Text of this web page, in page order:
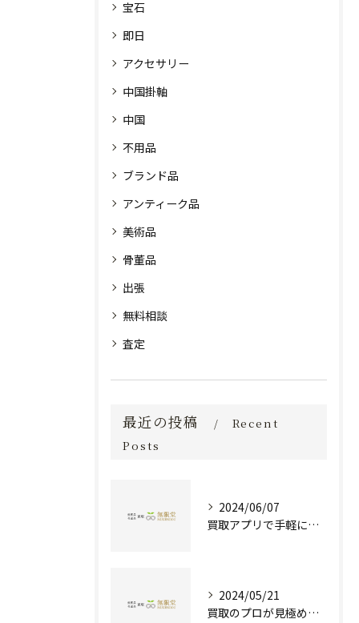
宝石
即日
アクセサリー
中国掛軸
中国
不用品
ブランド品
アンティーク品
美術品
骨董品
出張
無料相談
査定
最近の投稿
Recent
Posts
2024/06/07
買取アプリで手軽に現金化！あなたの不要品が宝物に変わる方法とは？
2024/05/21
買取のプロが見極める！骨董品の価値と査定とは？